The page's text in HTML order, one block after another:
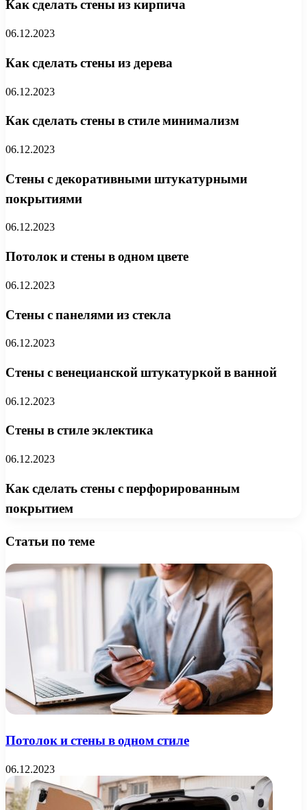
Как сделать стены из кирпича
06.12.2023
Как сделать стены из дерева
06.12.2023
Как сделать стены в стиле минимализм
06.12.2023
Стены с декоративными штукатурными
покрытиями
06.12.2023
Потолок и стены в одном цвете
06.12.2023
Стены с панелями из стекла
06.12.2023
Стены с венецианской штукатуркой в ванной
06.12.2023
Стены в стиле эклектика
06.12.2023
Как сделать стены с перфорированным
покрытием
Статьи по теме
Потолок и стены в одном стиле
06.12.2023